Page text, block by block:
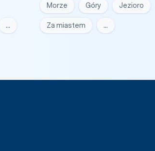
…
Morze Góry Jezioro
Za miastem …